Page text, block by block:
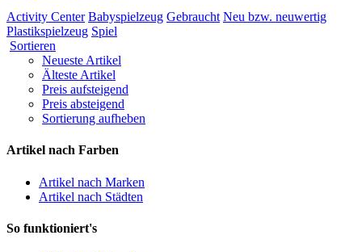
Activity Center Babyspielzeug Gebraucht Neu bzw. neuwertig
Plastikspielzeug Spiel
Sortieren
Neueste Artikel
Älteste Artikel
Preis aufsteigend
Preis absteigend
Sortierung aufheben
Artikel nach Farben
Artikel nach Marken
Artikel nach Städten
So funktioniert's